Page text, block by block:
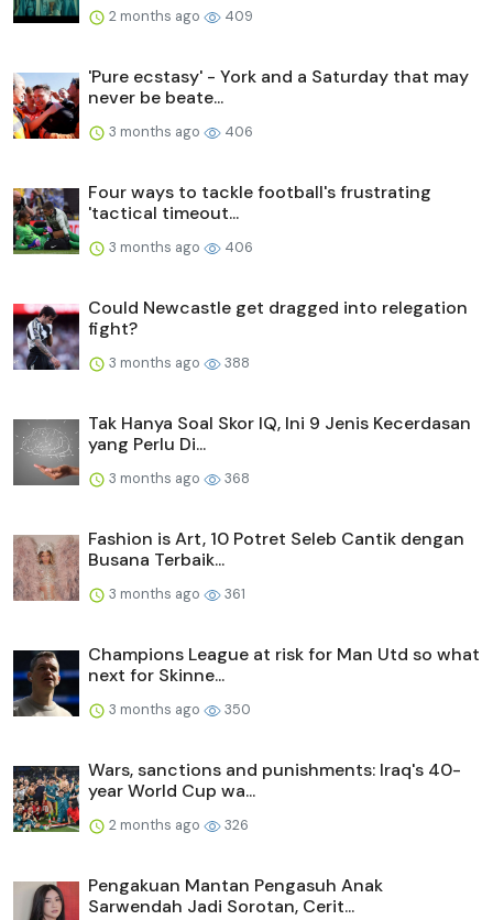
2 months ago 409
'Pure ecstasy' - York and a Saturday that may
never be beate...
3 months ago 406
Four ways to tackle football's frustrating
'tactical timeout...
3 months ago 406
Could Newcastle get dragged into relegation
fight?
3 months ago 388
Tak Hanya Soal Skor IQ, Ini 9 Jenis Kecerdasan
yang Perlu Di...
3 months ago 368
Fashion is Art, 10 Potret Seleb Cantik dengan
Busana Terbaik...
3 months ago 361
Champions League at risk for Man Utd so what
next for Skinne...
3 months ago 350
Wars, sanctions and punishments: Iraq's 40-
year World Cup wa...
2 months ago 326
Pengakuan Mantan Pengasuh Anak
Sarwendah Jadi Sorotan, Cerit...